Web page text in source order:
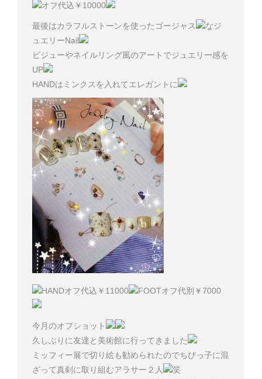
オフ代込￥10000
最後はカラフルストーンを使ったゴージャス
なジ
ュエリーNail
ビジューやネイルリング風のアートでジュエリー感を
UP
HANDはミンクスを入れてエレガントに
HANDオフ代込￥11000 FOOTオフ代別￥7000
今月のオフショット
久しぶりに友達と美術館に行ってきました
ミッフィー展で切り絵も勧められたのでちびっ子に混
ざって真剣に取り組むアラサー２人
笑